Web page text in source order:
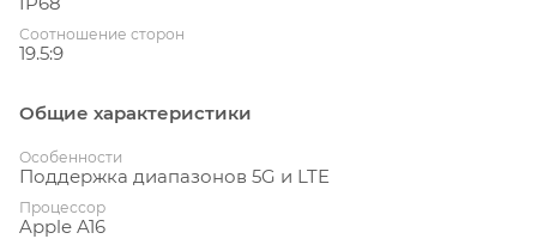
Соотношение сторон
19.5:9
Общие характеристики
Особенности
Поддержка диапазонов 5G и LTE
Процессор
Apple A16